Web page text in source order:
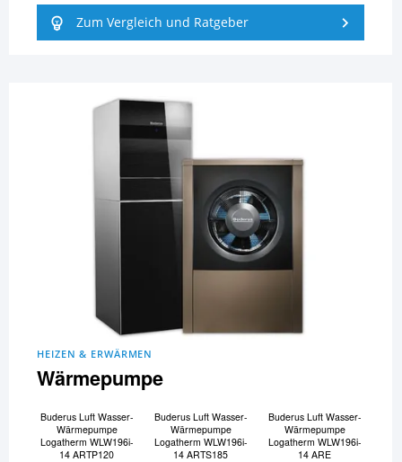
Zum Vergleich und Ratgeber
HEIZEN & ERWÄRMEN
Wärmepumpe
Buderus Luft Wasser-
Wärmepumpe
Logatherm WLW196i-
14 ARTP120
Buderus Luft Wasser-
Wärmepumpe
Logatherm WLW196i-
14 ARTS185
Buderus Luft Wasser-
Wärmepumpe
Logatherm WLW196i-
14 ARE